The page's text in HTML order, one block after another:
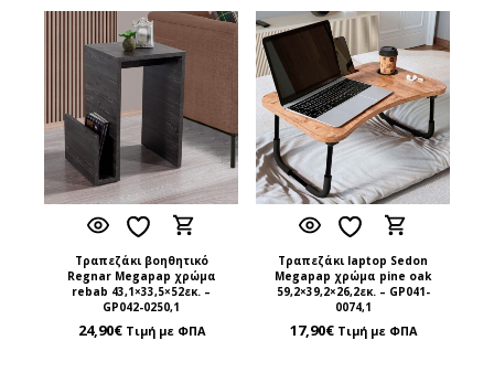
Τραπεζάκι βοηθητικό
Regnar Megapap χρώμα
rebab 43,1×33,5×52εκ. –
GP042-0250,1
24,90€ Τιμή με ΦΠΑ
Τραπεζάκι laptop Sedon
Megapap χρώμα pine oak
59,2×39,2×26,2εκ. – GP041-
0074,1
17,90€ Τιμή με ΦΠΑ